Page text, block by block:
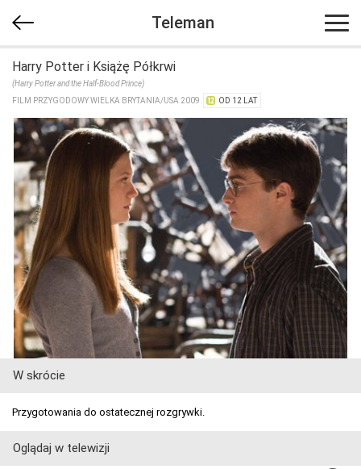
Teleman
Harry Potter i Książę Półkrwi
(Harry Potter and the Half-Blood Prince)
FILM PRZYGODOWY WIELKA BRYTANIA/​USA 2009
OD 12 LAT
W skrócie
Przygotowania do ostatecznej rozgrywki.
Oglądaj w telewizji